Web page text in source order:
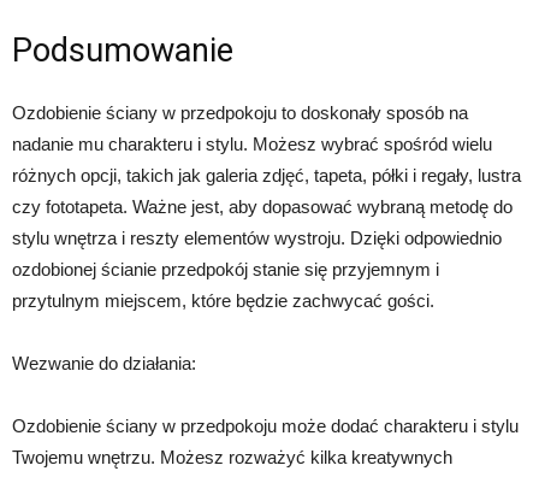
Podsumowanie
Ozdobienie ściany w przedpokoju to doskonały sposób na
nadanie mu charakteru i stylu. Możesz wybrać spośród wielu
różnych opcji, takich jak galeria zdjęć, tapeta, półki i regały, lustra
czy fototapeta. Ważne jest, aby dopasować wybraną metodę do
stylu wnętrza i reszty elementów wystroju. Dzięki odpowiednio
ozdobionej ścianie przedpokój stanie się przyjemnym i
przytulnym miejscem, które będzie zachwycać gości.
Wezwanie do działania:
Ozdobienie ściany w przedpokoju może dodać charakteru i stylu
Twojemu wnętrzu. Możesz rozważyć kilka kreatywnych